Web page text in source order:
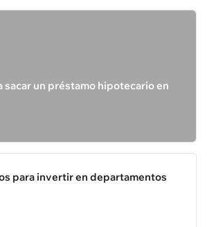
sacar un préstamo hipotecario en
para invertir en departamentos